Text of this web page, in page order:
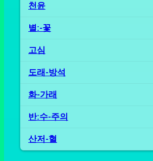
천윤
별ː-꽃
고심
도래-방석
화-가래
반ː수-주의
산저-혈